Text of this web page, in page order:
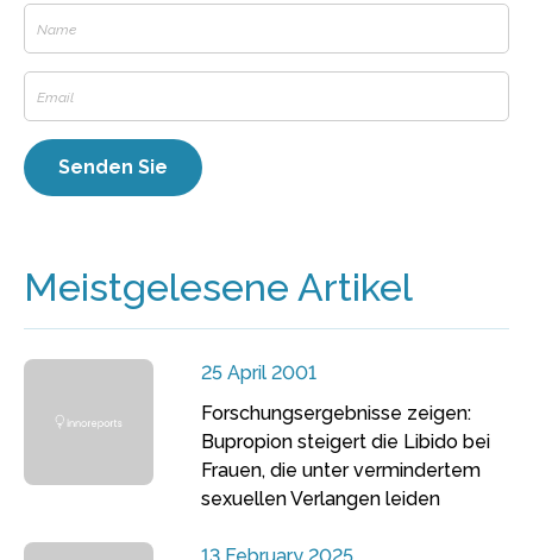
Meistgelesene Artikel
25 April 2001
Forschungsergebnisse zeigen:
Bupropion steigert die Libido bei
Frauen, die unter vermindertem
sexuellen Verlangen leiden
13 February 2025